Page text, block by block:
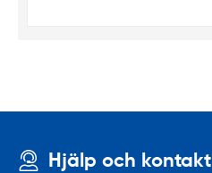
Hjälp och kontakt